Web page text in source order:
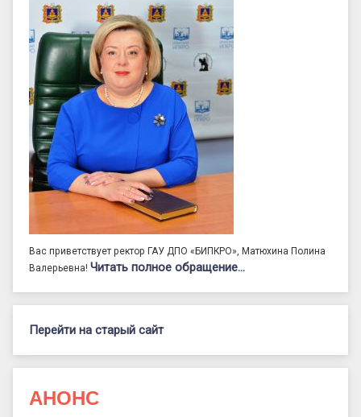
Вас приветствует ректор ГАУ ДПО «БИПКРО», Матюхина Полина
Валерьевна! Читать полное обращение…
Перейти на старый сайт
АНОНС